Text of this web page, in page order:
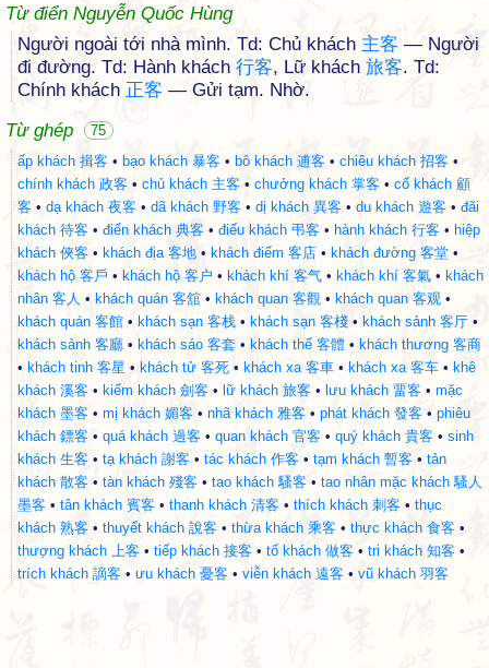
Từ điển Nguyễn Quốc Hùng
Người ngoài tới nhà mình. Td: Chủ khách 主客 — Người
đi đường. Td: Hành khách 行客, Lữ khách 旅客. Td:
Chính khách 正客 — Gửi tạm. Nhờ.
Từ ghép
75
ấp khách 揖客 • bạo khách 暴客 • bô khách 逋客 • chiêu khách 招客 •
chính khách 政客 • chủ khách 主客 • chưởng khách 掌客 • cố khách 顧
客 • dạ khách 夜客 • dã khách 野客 • dị khách 異客 • du khách 遊客 • đãi
khách 待客 • điển khách 典客 • điếu khách 弔客 • hành khách 行客 • hiệp
khách 俠客 • khách địa 客地 • khách điếm 客店 • khách đường 客堂 •
khách hộ 客戶 • khách hộ 客户 • khách khí 客气 • khách khí 客氣 • khách
nhân 客人 • khách quán 客舘 • khách quan 客觀 • khách quan 客观 •
khách quán 客館 • khách sạn 客栈 • khách sạn 客棧 • khách sảnh 客厅 •
khách sảnh 客廳 • khách sáo 客套 • khách thể 客體 • khách thương 客商
• khách tinh 客星 • khách tử 客死 • khách xa 客車 • khách xa 客车 • khê
khách 溪客 • kiếm khách 劍客 • lữ khách 旅客 • lưu khách 畱客 • mặc
khách 墨客 • mị khách 媚客 • nhã khách 雅客 • phát khách 發客 • phiêu
khách 鏢客 • quá khách 過客 • quan khách 官客 • quý khách 貴客 • sinh
khách 生客 • tạ khách 謝客 • tác khách 作客 • tạm khách 暫客 • tản
khách 散客 • tàn khách 殘客 • tao khách 騷客 • tao nhân mặc khách 騷人
墨客 • tân khách 賓客 • thanh khách 清客 • thích khách 刺客 • thục
khách 熟客 • thuyết khách 說客 • thừa khách 乘客 • thực khách 食客 •
thượng khách 上客 • tiếp khách 接客 • tố khách 做客 • tri khách 知客 •
trích khách 謫客 • ưu khách 憂客 • viễn khách 遠客 • vũ khách 羽客